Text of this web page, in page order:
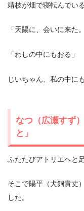
靖枝が畑で寝転んでい
「天陽に、会いに来た
「わしの中にもおる」
じいちゃん、私の中に
なつ（広瀬すず
と」
ふたたびアトリエへと
そこで陽平（犬飼貴丈
した。